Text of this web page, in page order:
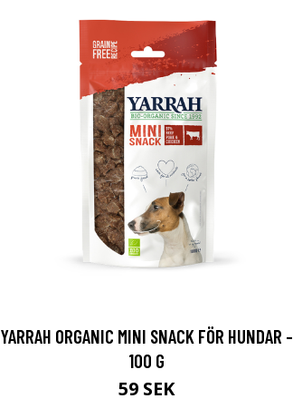
YARRAH ORGANIC MINI SNACK FÖR HUNDAR -
100 G
59 SEK